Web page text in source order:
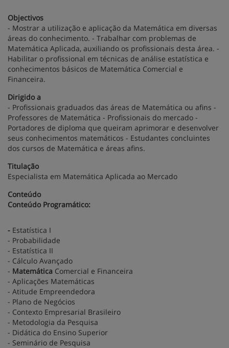
Objectivos
- Mostrar a utilização e aplicação da Matemática em diversas
áreas do conhecimento. - Trabalhar com problemas de
Matemática Aplicada, auxiliando os profissionais desta área. -
Habilitar o profissional em técnicas de análise estatística e
conhecimentos básicos de Matemática Comercial e
Financeira.
Dirigido a
- Profissionais graduados das áreas de Matemática ou afins -
Professores de Matemática - Profissionais do mercado -
Portadores de diploma que queiram aprimorar e desenvolver
seus conhecimentos matemáticos - Estudantes concluintes
dos cursos de Matemática e áreas afins.
Titulação
Especialista em Matemática Aplicada ao Mercado
Conteúdo
Conteúdo Programático:
- Estatística I
- Probabilidade
- Estatística II
- Cálculo Avançado
- Matemática Comercial e Financeira
- Aplicações Matemáticas
- Atitude Empreendedora
- Plano de Negócios
- Contexto Empresarial Brasileiro
- Metodologia da Pesquisa
- Didática do Ensino Superior
- Seminário de Pesquisa